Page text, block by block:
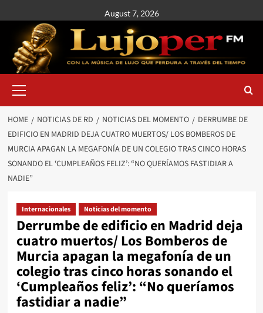
August 7, 2026
HOME NOTICIAS DE RD NOTICIAS DEL MOMENTO
DERRUMBE DE
EDIFICIO EN MADRID DEJA CUATRO MUERTOS/ LOS BOMBEROS DE
MURCIA APAGAN LA MEGAFONÍA DE UN COLEGIO TRAS CINCO HORAS
SONANDO EL ‘CUMPLEAÑOS FELIZ’: “NO QUERÍAMOS FASTIDIAR A
NADIE”
Internacionales Noticias del momento
Derrumbe de edificio en Madrid deja
cuatro muertos/ Los Bomberos de
Murcia apagan la megafonía de un
colegio tras cinco horas sonando el
‘Cumpleaños feliz’: “No queríamos
fastidiar a nadie”